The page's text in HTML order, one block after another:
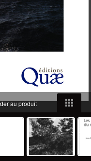
au produit